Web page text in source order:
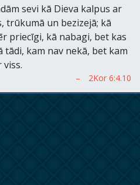
sevi kā Dieva kalpus ar
trūkumā un bezizejā; kā
priecīgi, kā nabagi, bet kas
tādi, kam nav nekā, bet kam
viss.